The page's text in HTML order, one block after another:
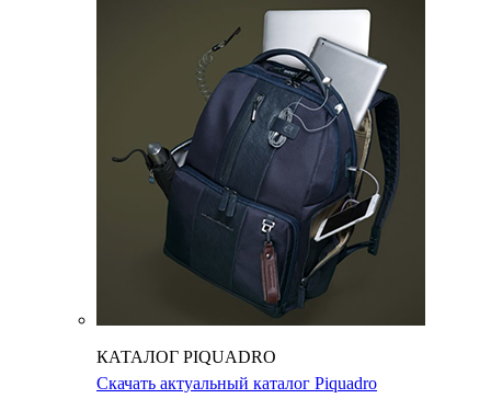
КАТАЛОГ PIQUADRO
Скачать актуальный каталог Piquadro